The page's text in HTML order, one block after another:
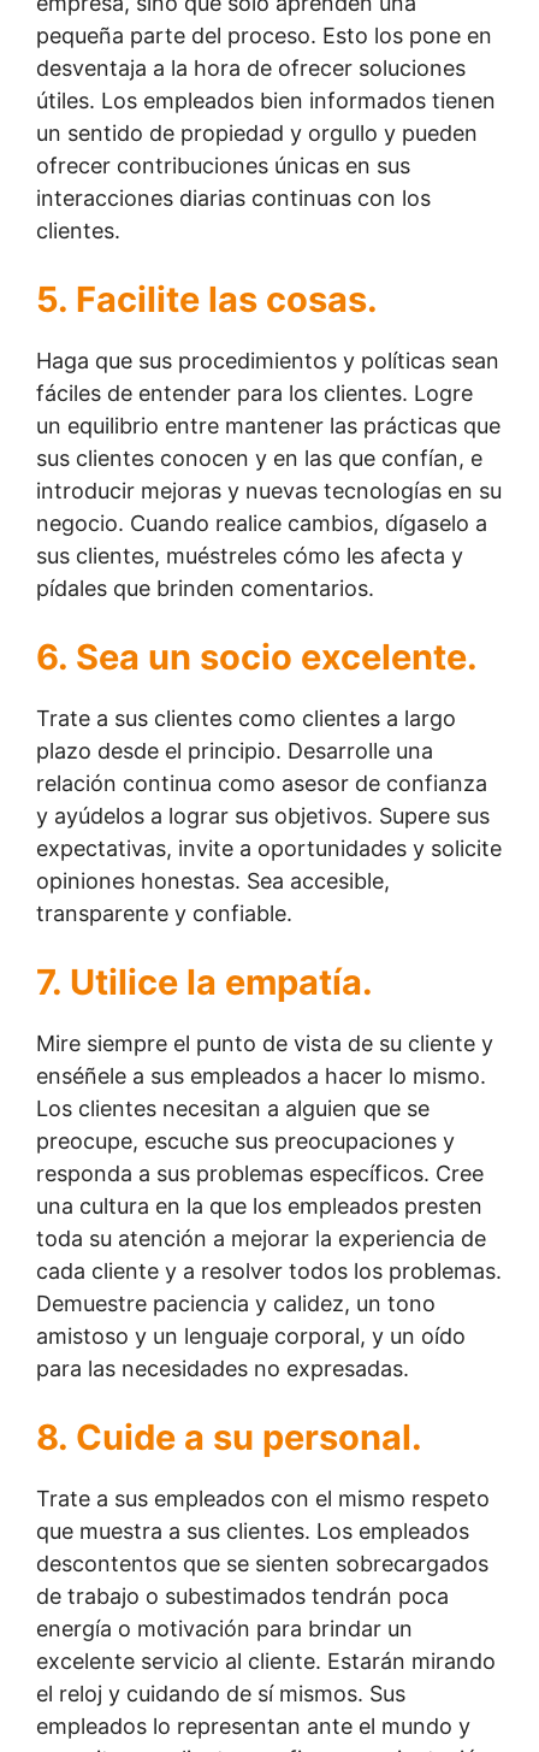
pequeña parte del proceso. Esto los pone en
desventaja a la hora de ofrecer soluciones
útiles. Los empleados bien informados tienen
un sentido de propiedad y orgullo y pueden
ofrecer contribuciones únicas en sus
interacciones diarias continuas con los
clientes.
5. Facilite las cosas.
Haga que sus procedimientos y políticas sean
fáciles de entender para los clientes. Logre
un equilibrio entre mantener las prácticas que
sus clientes conocen y en las que confían, e
introducir mejoras y nuevas tecnologías en su
negocio. Cuando realice cambios, dígaselo a
sus clientes, muéstreles cómo les afecta y
pídales que brinden comentarios.
6. Sea un socio excelente.
Trate a sus clientes como clientes a largo
plazo desde el principio. Desarrolle una
relación continua como asesor de confianza
y ayúdelos a lograr sus objetivos. Supere sus
expectativas, invite a oportunidades y solicite
opiniones honestas. Sea accesible,
transparente y confiable.
7. Utilice la empatía.
Mire siempre el punto de vista de su cliente y
enséñele a sus empleados a hacer lo mismo.
Los clientes necesitan a alguien que se
preocupe, escuche sus preocupaciones y
responda a sus problemas específicos. Cree
una cultura en la que los empleados presten
toda su atención a mejorar la experiencia de
cada cliente y a resolver todos los problemas.
Demuestre paciencia y calidez, un tono
amistoso y un lenguaje corporal, y un oído
para las necesidades no expresadas.
8. Cuide a su personal.
Trate a sus empleados con el mismo respeto
que muestra a sus clientes. Los empleados
descontentos que se sienten sobrecargados
de trabajo o subestimados tendrán poca
energía o motivación para brindar un
excelente servicio al cliente. Estarán mirando
el reloj y cuidando de sí mismos. Sus
empleados lo representan ante el mundo y